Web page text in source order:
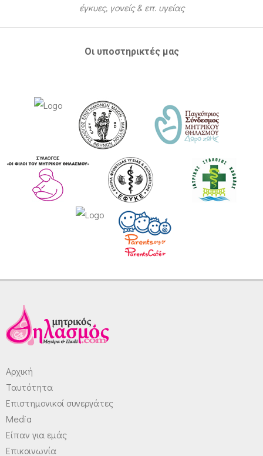
έγκυες, γονείς & επ. υγείας
Οι υποστηρικτές μας
Αρχική
Ταυτότητα
Επιστημονικοί συνεργάτες
Media
Είπαν για εμάς
Επικοινωνία